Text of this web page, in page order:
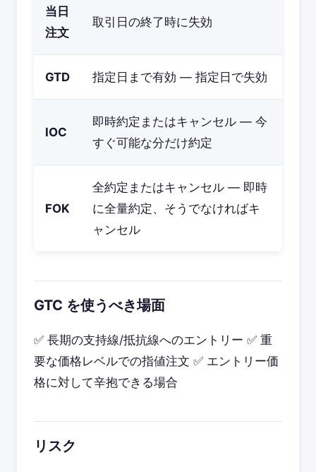
当日
注文
取引日の終了時に失効
GTD 指定日まで有効 — 指定日で失効
IOC
即時約定またはキャンセル — 今
すぐ可能な分だけ約定
FOK
全約定またはキャンセル — 即時
に全量約定、そうでなければキ
ャンセル
GTC を使うべき場面
✅ 長期の支持線/抵抗線へのエントリー ✅ 重
要な価格レベルでの指値注文 ✅ エントリー価
格に対して辛抱できる場合
リスク